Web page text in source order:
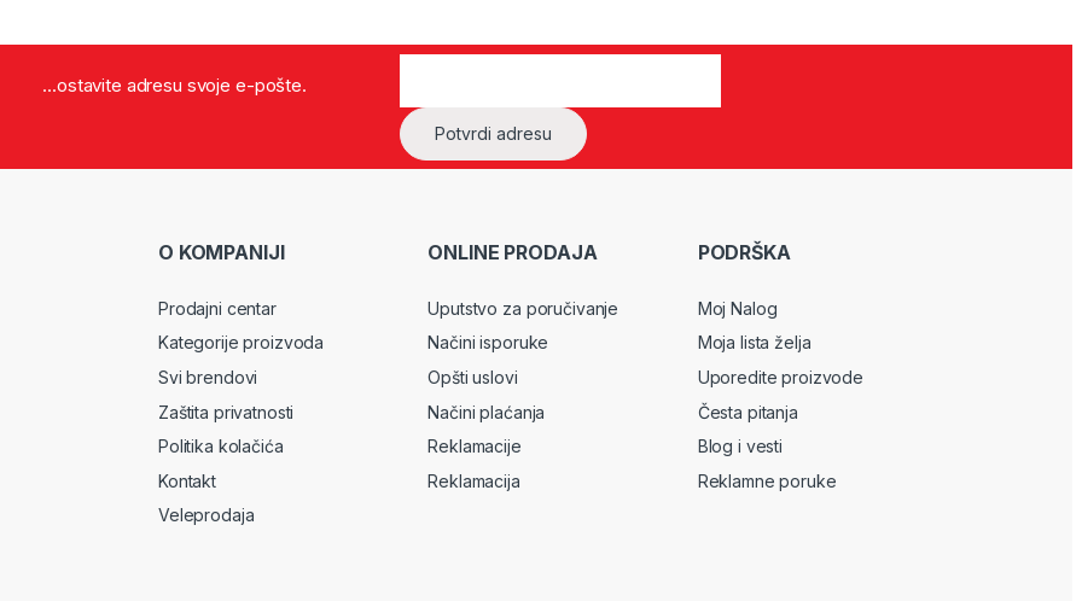
...ostavite adresu svoje e-pošte.
O KOMPANIJI
Prodajni centar
Kategorije proizvoda
Svi brendovi
Zaštita privatnosti
Politika kolačića
Kontakt
Veleprodaja
ONLINE PRODAJA
Uputstvo za poručivanje
Načini isporuke
Opšti uslovi
Načini plaćanja
Reklamacije
Reklamacija
PODRŠKA
Moj Nalog
Moja lista želja
Uporedite proizvode
Česta pitanja
Blog i vesti
Reklamne poruke